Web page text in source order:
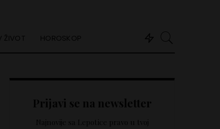
ŽIVOT HOROSKOP
Prijavi se na newsletter
Najnovije sa Lepotice pravo u tvoj